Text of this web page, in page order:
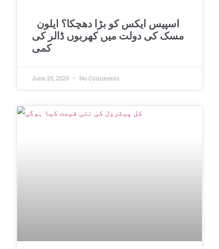
مسک کی دولت میں کھربوں ڈالر کی
کمی
June 25, 2026 No Comments